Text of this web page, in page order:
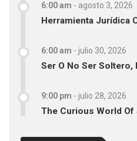
6:00 am - agosto 3, 2026
Herramienta Jurídica
6:00 am - julio 30, 2026
Ser O No Ser Soltero,
9:00 pm - julio 28, 2026
The Curious World Of